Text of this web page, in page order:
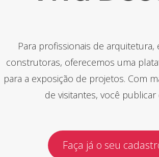
Para profissionais de arquitetura,
construtoras, oferecemos uma
para a exposição de projetos. Com
de visitantes, você publicar
Faça já o seu